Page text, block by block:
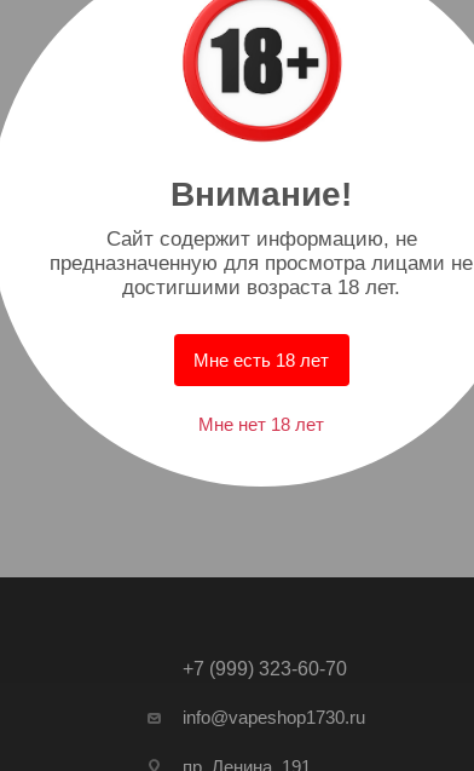
+7 (999) 323-60-70
info@vapeshop1730.ru
пр. Ленина, 191
Внимание!
Cайт содержит информацию, не
предназначенную для просмотра лицами не
достигшими возраста 18 лет.
Мне есть 18 лет
Мне нет 18 лет